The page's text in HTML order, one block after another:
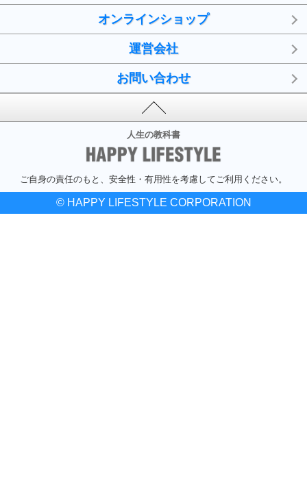
オンラインショップ
運営会社
お問い合わせ
人生の教科書
ご自身の責任のもと、安全性・有用性を考慮してご利用ください。
© HAPPY LIFESTYLE CORPORATION